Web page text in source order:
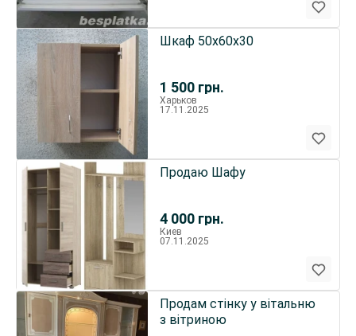
1 500 грн.
Шкаф 50х60х30
Харьков
17.11.2025
4 000 грн.
Продаю Шафу
Киев
07.11.2025
Продам стінку у вітальню
з вітриною